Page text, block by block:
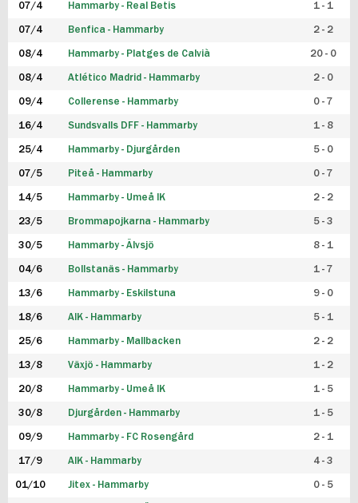
07/4 Hammarby - Real Betis 1 - 1
07/4 Benfica - Hammarby 2 - 2
08/4 Hammarby - Platges de Calvià 20 - 0
08/4 Atlético Madrid - Hammarby 2 - 0
09/4 Collerense - Hammarby 0 - 7
16/4 Sundsvalls DFF - Hammarby 1 - 8
25/4 Hammarby - Djurgården 5 - 0
07/5 Piteå - Hammarby 0 - 7
14/5 Hammarby - Umeå IK 2 - 2
23/5 Brommapojkarna - Hammarby 5 - 3
30/5 Hammarby - Älvsjö 8 - 1
04/6 Bollstanäs - Hammarby 1 - 7
13/6 Hammarby - Eskilstuna 9 - 0
18/6 AIK - Hammarby 5 - 1
25/6 Hammarby - Mallbacken 2 - 2
13/8 Växjö - Hammarby 1 - 2
20/8 Hammarby - Umeå IK 1 - 5
30/8 Djurgården - Hammarby 1 - 5
09/9 Hammarby - FC Rosengård 2 - 1
17/9 AIK - Hammarby 4 - 3
01/10 Jitex - Hammarby 0 - 5